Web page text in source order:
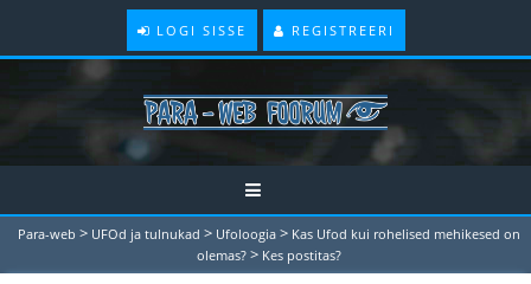
LOGI SISSE REGISTREERI
Para-web > UFOd ja tulnukad > Ufoloogia > Kas Ufod kui rohelised mehikesed on
olemas? > Kes postitas?